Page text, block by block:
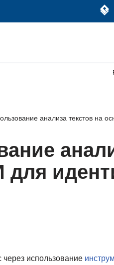
анализа текстов на
для
через использование